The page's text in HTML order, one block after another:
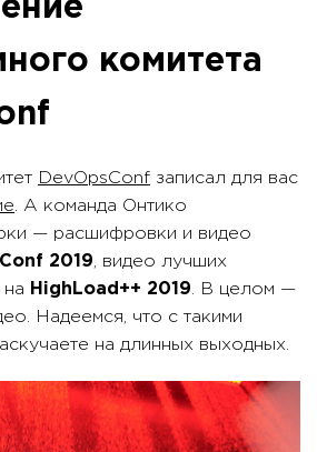
комитета
DevOpsConf записал для вас
. А команда Онтико
— расшифровки и видео
2019, видео лучших
HighLoad++ 2019. В целом —
Надеемся, что с такими
на длинных выходных.